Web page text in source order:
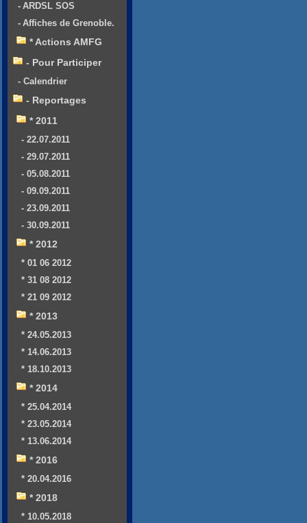
- ARDSL SOS
- Affiches de Grenoble.
* Actions AMFG
- Pour Participer
- Calendrier
- Reportages
* 2011
- 22.07.2011
- 29.07.2011
- 05.08.2011
- 09.09.2011
- 23.09.2011
- 30.09.2011
* 2012
* 01 06 2012
* 31 08 2012
* 21 09 2012
* 2013
* 24.05.2013
* 14.06.2013
* 18.10.2013
* 2014
* 25.04.2014
* 23.05.2014
* 13.06.2014
* 2016
* 20.04.2016
* 2018
* 10.05.2018